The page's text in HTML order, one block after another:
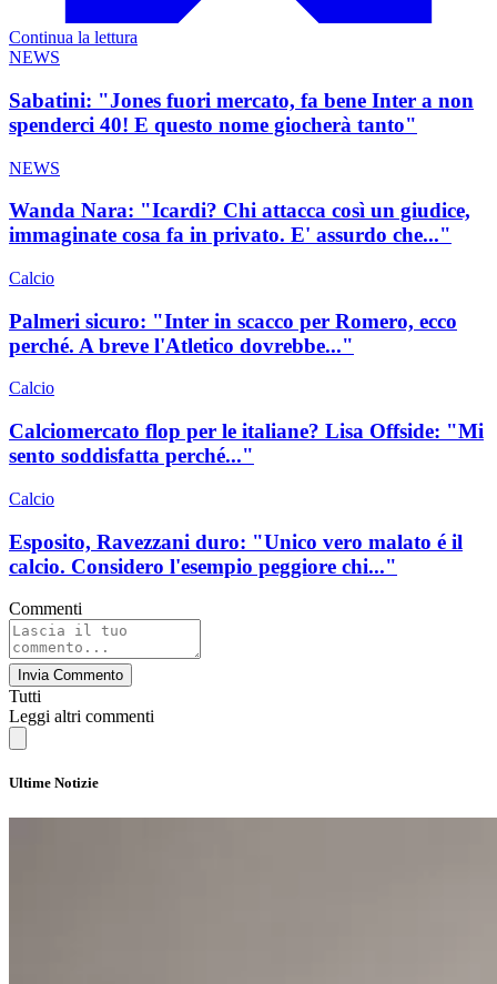
Continua la lettura
NEWS
Sabatini: "Jones fuori mercato, fa bene Inter a non
spenderci 40! E questo nome giocherà tanto"
NEWS
Wanda Nara: "Icardi? Chi attacca così un giudice,
immaginate cosa fa in privato. E' assurdo che..."
Calcio
Palmeri sicuro: "Inter in scacco per Romero, ecco
perché. A breve l'Atletico dovrebbe..."
Calcio
Calciomercato flop per le italiane? Lisa Offside: "Mi
sento soddisfatta perché..."
Calcio
Esposito, Ravezzani duro: "Unico vero malato é il
calcio. Considero l'esempio peggiore chi..."
Commenti
Invia Commento
Tutti
Leggi altri commenti
Ultime Notizie